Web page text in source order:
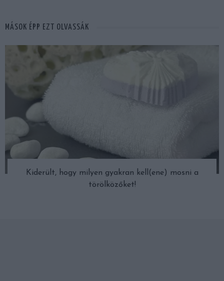
MÁSOK ÉPP EZT OLVASSÁK
Kiderült, hogy milyen gyakran kell(ene) mosni a
törölközőket!